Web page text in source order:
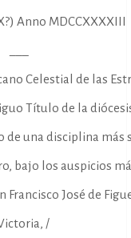
Anno MDCCXXXXIII
Celestial de las
Título de la
de una disciplina más
bajo los auspicios
José de
/